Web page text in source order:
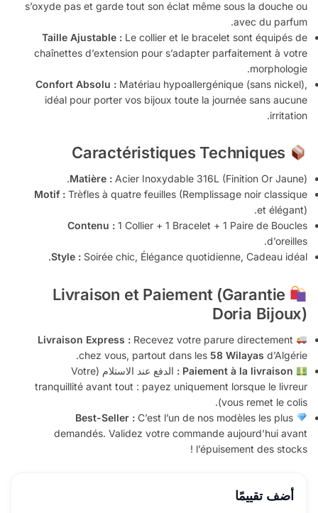
s’oxyde pas et garde tout son éclat même sous la douche ou
avec du parfum.
Taille Ajustable : Le collier et le bracelet sont équipés de
chaînettes d’extension pour s’adapter parfaitement à votre
morphologie.
Confort Absolu : Matériau hypoallergénique (sans nickel),
idéal pour porter vos bijoux toute la journée sans aucune
irritation.
Matière : Acier Inoxydable 316L (Finition Or Jaune).
Motif : Trèfles à quatre feuilles (Remplissage noir classique
et élégant).
Contenu : 1 Collier + 1 Bracelet + 1 Paire de Boucles
d’oreilles.
Style : Soirée chic, Élégance quotidienne, Cadeau idéal.
Livraison et Paiement (Garantie
Doria Bijoux)
Livraison Express : Recevez votre parure directement
chez vous, partout dans les 58 Wilayas d’Algérie.
Paiement à la livraison :
الدفع عند الاستلام (Votre
tranquillité avant tout : payez uniquement lorsque le livreur
vous remet le colis).
Best-Seller : C’est l’un de nos modèles les plus
demandés. Validez votre commande aujourd’hui avant
l’épuisement des stocks !
أضف تقييمًا